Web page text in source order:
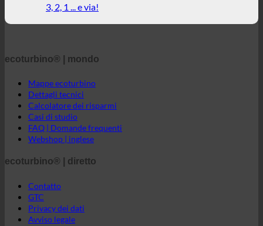
3, 2, 1 ... e via!
ecoturbino® | mondo
Mappe ecoturbino
Dettagli tecnici
Calcolatore dei risparmi
Casi di studio
FAQ | Domande frequenti
Webshop | inglese
ecoturbino® | diretto
Contatto
GTC
Privacy dei dati
Avviso legale